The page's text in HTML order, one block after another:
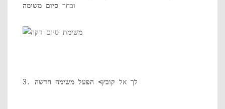
ובחר סיום משימה
3. לך אל קובץ> הפעל משימה חדשה